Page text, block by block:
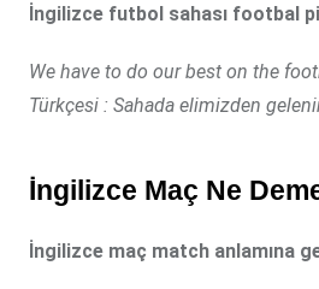
İngilizce futbol sahası footbal
We have to do our best on the
Türkçesi : Sahada elimizden
İngilizce Maç Ne
İngilizce maç match anlamına